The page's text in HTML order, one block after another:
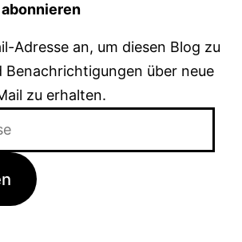
Adresse an, um diesen Blog zu
Benachrichtigungen über neue
zu erhalten.